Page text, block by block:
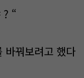
“
바꿔보려고 했다